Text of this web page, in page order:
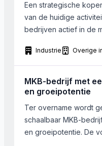
kunststoffen, als
titanium legeringen,
te […]
Een strategische
van de huidige
bedrijven actief in de
kan tussen de
voorkeur ligt het over
Industrie Overige
MKB-bedrijf met
en groeipotentie
Ter overname wordt
schaalbaar MKB-
en groeipotentie. De